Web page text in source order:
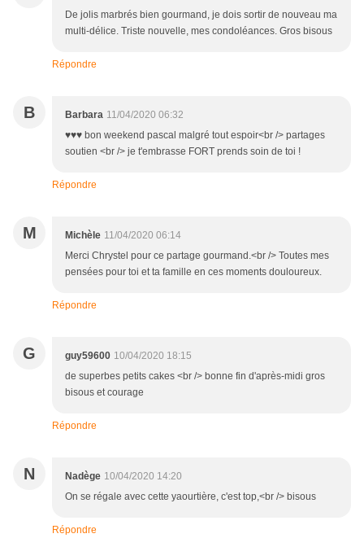
De jolis marbrés bien gourmand, je dois sortir de nouveau ma
multi-délice. Triste nouvelle, mes condoléances. Gros bisous
Répondre
B Barbara 11/04/2020 06:32
♥♥♥ bon weekend pascal malgré tout espoir<br /> partages
soutien <br /> je t'embrasse FORT prends soin de toi !
Répondre
M Michèle 11/04/2020 06:14
Merci Chrystel pour ce partage gourmand.<br /> Toutes mes
pensées pour toi et ta famille en ces moments douloureux.
Répondre
G guy59600 10/04/2020 18:15
de superbes petits cakes <br /> bonne fin d'après-midi gros
bisous et courage
Répondre
N Nadège 10/04/2020 14:20
On se régale avec cette yaourtière, c'est top,<br /> bisous
Répondre